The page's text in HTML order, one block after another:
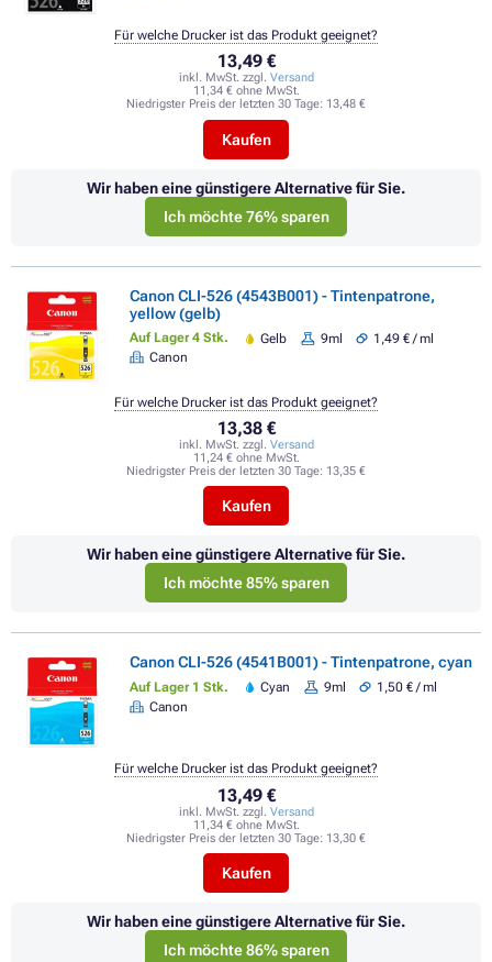
13,49 €
inkl. MwSt. zzgl. Versand
11,34 € ohne MwSt.
Niedrigster Preis der letzten 30 Tage: 13,48 €
Kaufen
Für welche Drucker ist das Produkt geeignet?
Wir haben eine günstigere Alternative für Sie.
Ich möchte 76% sparen
Canon CLI-526 (4543B001) - Tintenpatrone,
yellow (gelb)
Auf Lager 4 Stk. Gelb 9ml
1,49 € / ml
Canon
13,38 €
inkl. MwSt. zzgl. Versand
11,24 € ohne MwSt.
Niedrigster Preis der letzten 30 Tage: 13,35 €
Kaufen
Für welche Drucker ist das Produkt geeignet?
Wir haben eine günstigere Alternative für Sie.
Ich möchte 85% sparen
Canon CLI-526 (4541B001) - Tintenpatrone, cyan
Auf Lager 1 Stk. Cyan 9ml
1,50 € / ml
Canon
13,49 €
inkl. MwSt. zzgl. Versand
11,34 € ohne MwSt.
Niedrigster Preis der letzten 30 Tage: 13,30 €
Kaufen
Für welche Drucker ist das Produkt geeignet?
Wir haben eine günstigere Alternative für Sie.
Ich möchte 86% sparen